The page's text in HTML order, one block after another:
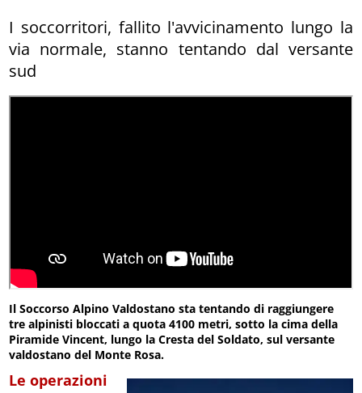
I soccorritori, fallito l'avvicinamento lungo la
via normale, stanno tentando dal versante
sud
Il Soccorso Alpino Valdostano sta tentando di raggiungere
tre alpinisti bloccati a quota 4100 metri, sotto la cima della
Piramide Vincent, lungo la Cresta del Soldato, sul versante
valdostano del Monte Rosa.
Le operazioni